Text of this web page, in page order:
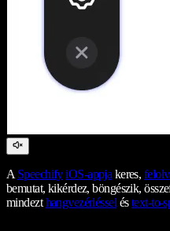
ASpeechify iOS-appjakeres,
bemutat, kikérdez, böngészik,
mindezthangvezérlésseléstext-to-